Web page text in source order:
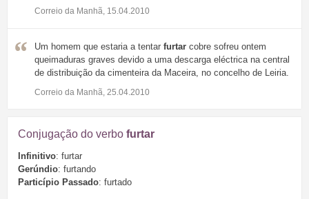
Correio da Manhã, 15.04.2010
Um homem que estaria a tentar furtar cobre sofreu ontem
queimaduras graves devido a uma descarga eléctrica na central
de distribuição da cimenteira da Maceira, no concelho de Leiria.
Correio da Manhã, 25.04.2010
Conjugação do verbo furtar
Infinitivo: furtar
Gerúndio: furtando
Particípio Passado: furtado